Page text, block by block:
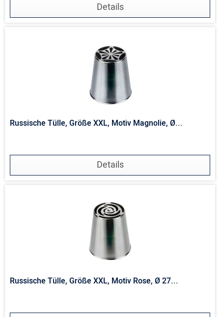
Details
Russische Tülle, Größe XXL, Motiv Magnolie, Ø...
Details
Russische Tülle, Größe XXL, Motiv Rose, Ø 27...